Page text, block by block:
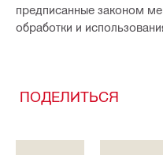
предписанные законом
обработки и
ПОДЕЛИТЬСЯ